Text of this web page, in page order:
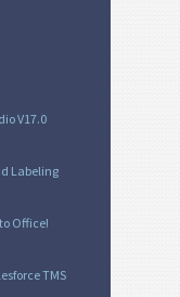
V17.0
Labeling
Office!
TMS